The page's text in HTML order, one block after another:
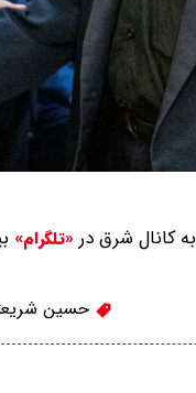
کانال شرق در «تلگرام»
حسین